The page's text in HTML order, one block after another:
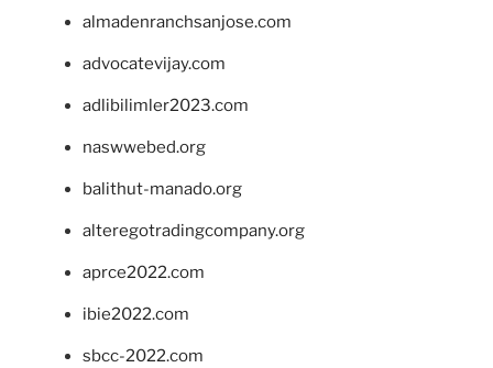
almadenranchsanjose.com
advocatevijay.com
adlibilimler2023.com
naswwebed.org
balithut-manado.org
alteregotradingcompany.org
aprce2022.com
ibie2022.com
sbcc-2022.com